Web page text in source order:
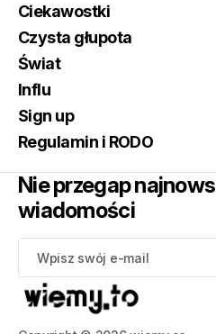
Ciekawostki
Czysta głupota
Świat
Influ
Sign up
Regulamin i RODO
Nie przegap
wiadomości